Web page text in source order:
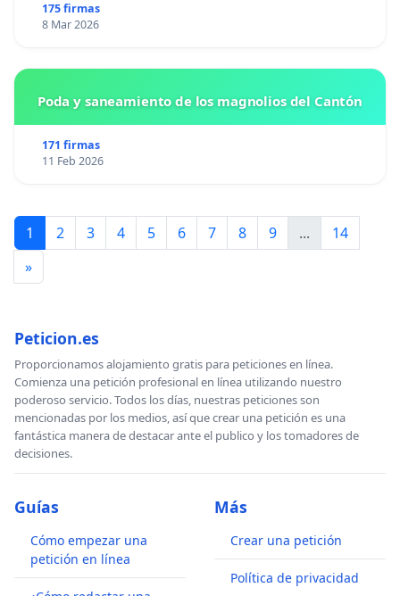
175 firmas
8 Mar 2026
Poda y saneamiento de los magnolios del Cantón
171 firmas
11 Feb 2026
1 2 3 4 5 6 7 8 9 ...
14
»
Peticion.es
Proporcionamos alojamiento gratis para peticiones en línea.
Comienza una petición profesional en línea utilizando nuestro
poderoso servicio. Todos los días, nuestras peticiones son
mencionadas por los medios, así que crear una petición es una
fantástica manera de destacar ante el publico y los tomadores de
decisiones.
Guías
Cómo empezar una
petición en línea
Más
Crear una petición
Política de privacidad